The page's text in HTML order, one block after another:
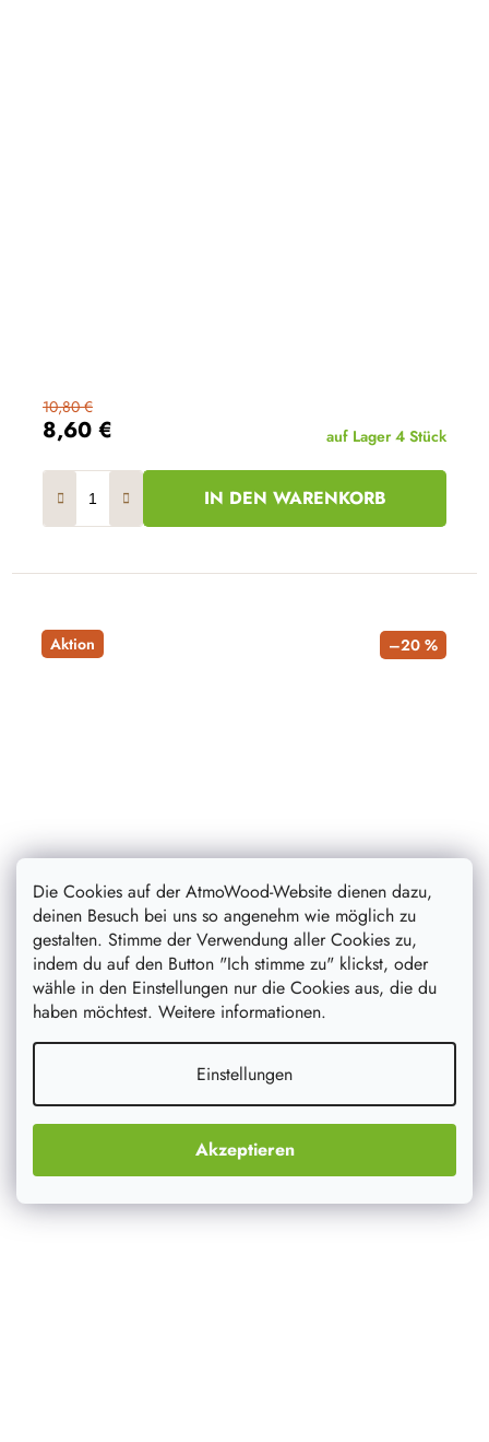
Die Cookies auf der AtmoWood-Website dienen dazu,
deinen Besuch bei uns so angenehm wie möglich zu
gestalten. Stimme der Verwendung aller Cookies zu,
indem du auf den Button "Ich stimme zu" klickst, oder
wähle in den Einstellungen nur die Cookies aus, die du
haben möchtest. Weitere informationen.
Einstellungen
Akzeptieren
8,60 €
10,80 €
auf Lager 4 Stück
IN DEN WARENKORB
Aktion –20 %
Holz-Spardose mit Rahmen
Legen Sie Ihr Geld auf eine originelle Weise an. Die
Holzspardose wird zu einer praktischen Dekoration des
Hauses und dank des verglasten Rahmens können Sie
beobachten, wie sie...